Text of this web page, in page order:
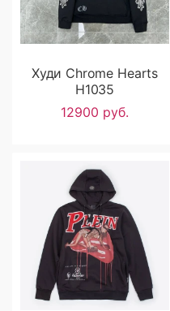
Худи Chrome Hearts
H1035
12900 руб.